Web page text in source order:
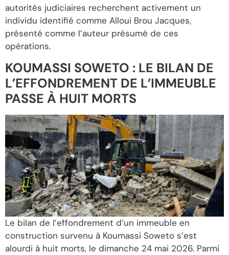
autorités judiciaires recherchent activement un
individu identifié comme Alloui Brou Jacques,
présenté comme l’auteur présumé de ces
opérations.
KOUMASSI SOWETO : LE BILAN DE
L’EFFONDREMENT DE L’IMMEUBLE
PASSE À HUIT MORTS
Le bilan de l’effondrement d’un immeuble en
construction survenu à Koumassi Soweto s’est
alourdi à huit morts, le dimanche 24 mai 2026. Parmi